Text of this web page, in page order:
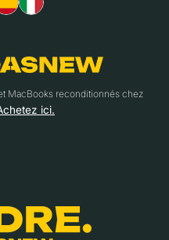
MacBooks reconditionnés chez
ici.